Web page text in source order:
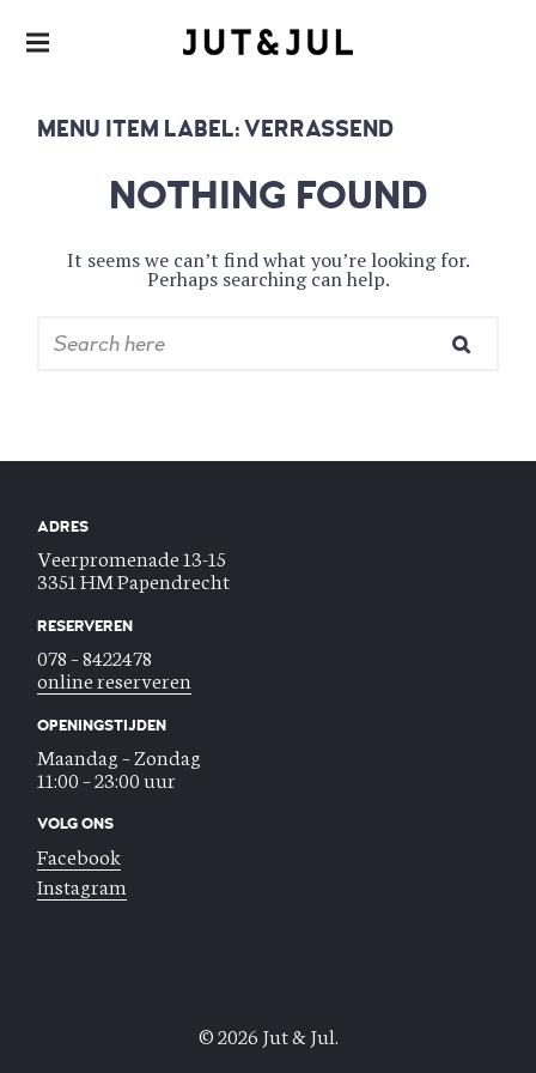
RESTAURANT & CATERING
MENU ITEM LABEL:VERRASSEND
NOTHING FOUND
It seems we can’t find what you’re looking for.
Perhaps searching can help.
ADRES
Veerpromenade 13-15
3351 HM Papendrecht
RESERVEREN
078 – 8422478
online reserveren
OPENINGSTIJDEN
Maandag – Zondag
11:00 – 23:00 uur
VOLG ONS
Facebook
Instagram
© 2026 Jut & Jul.